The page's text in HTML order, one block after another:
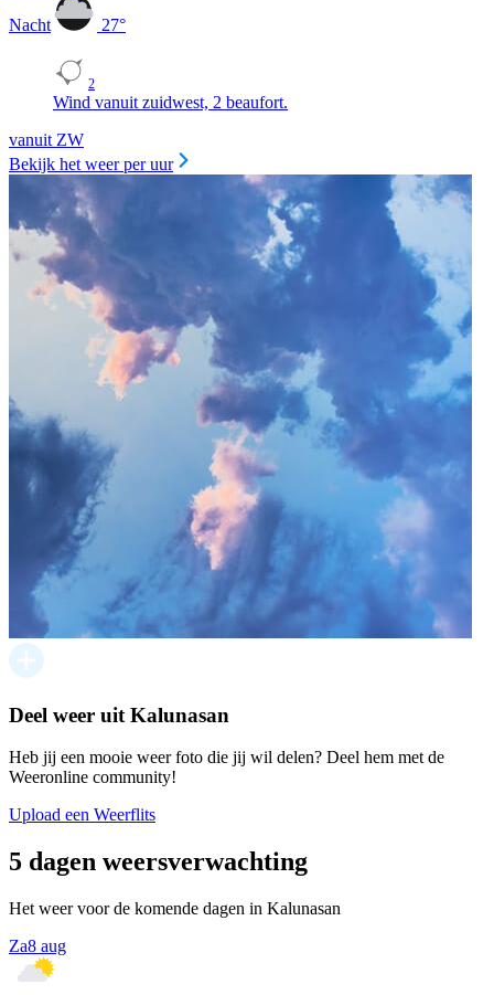
Nacht 27°
2
Wind vanuit zuidwest, 2 beaufort.
vanuit ZW
Bekijk het weer per uur
Deel weer uit Kalunasan
Heb jij een mooie weer foto die jij wil delen? Deel hem met de
Weeronline community!
Upload een Weerflits
5 dagen weersverwachting
Het weer voor de komende dagen in Kalunasan
Za8 aug